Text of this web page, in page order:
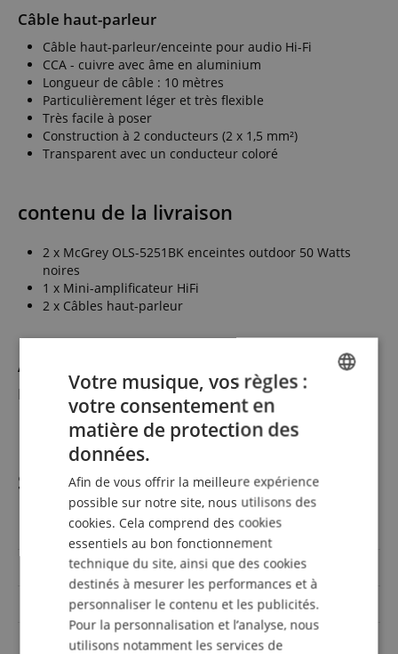
Câble haut-parleur
Câble haut-parleur/enceinte pour audio Hi-Fi
CCA - cuivre avec âme en aluminium
Longueur de câble : 10 mètres
Particulièrement léger et très flexible
Très facile à poser
Construction à 2 conducteurs (2 x 1,5 mm²)
Transparent avec un conducteur coloré
contenu de la livraison
2 x McGrey OLS-5251BK enceintes outdoor 50 Watts
noires
1 x Mini-amplificateur HiFi
2 x Câbles haut-parleur
Accessoires appropriés
(Non inclus dans la
livraison.)
Pince Dénudeuse Blanko Pour Câbles Multibrins
Spécifications
Réf produit 00092659
Couleur Schwarz
Configuration 2.0
Actif / Passif Passiv
FRENCH
SPANISH
Votre musique, vos règles :
votre consentement en
matière de protection des
données.
Afin de vous offrir la meilleure expérience
possible sur notre site, nous utilisons des
cookies. Cela comprend des cookies
essentiels au bon fonctionnement
technique du site, ainsi que des cookies
destinés à mesurer les performances et à
personnaliser le contenu et les publicités.
Pour la personnalisation et l’analyse, nous
utilisons notamment les services de